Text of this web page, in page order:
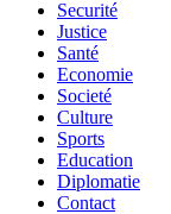
Securité
Justice
Santé
Economie
Societé
Culture
Sports
Education
Diplomatie
Contact